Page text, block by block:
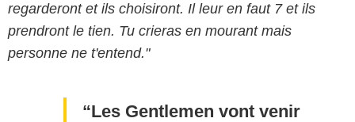
regarderont et ils choisiront. Il leur en faut 7 et ils
prendront le tien. Tu crieras en mourant mais
personne ne t'entend."
Les Gentlemen vont venir